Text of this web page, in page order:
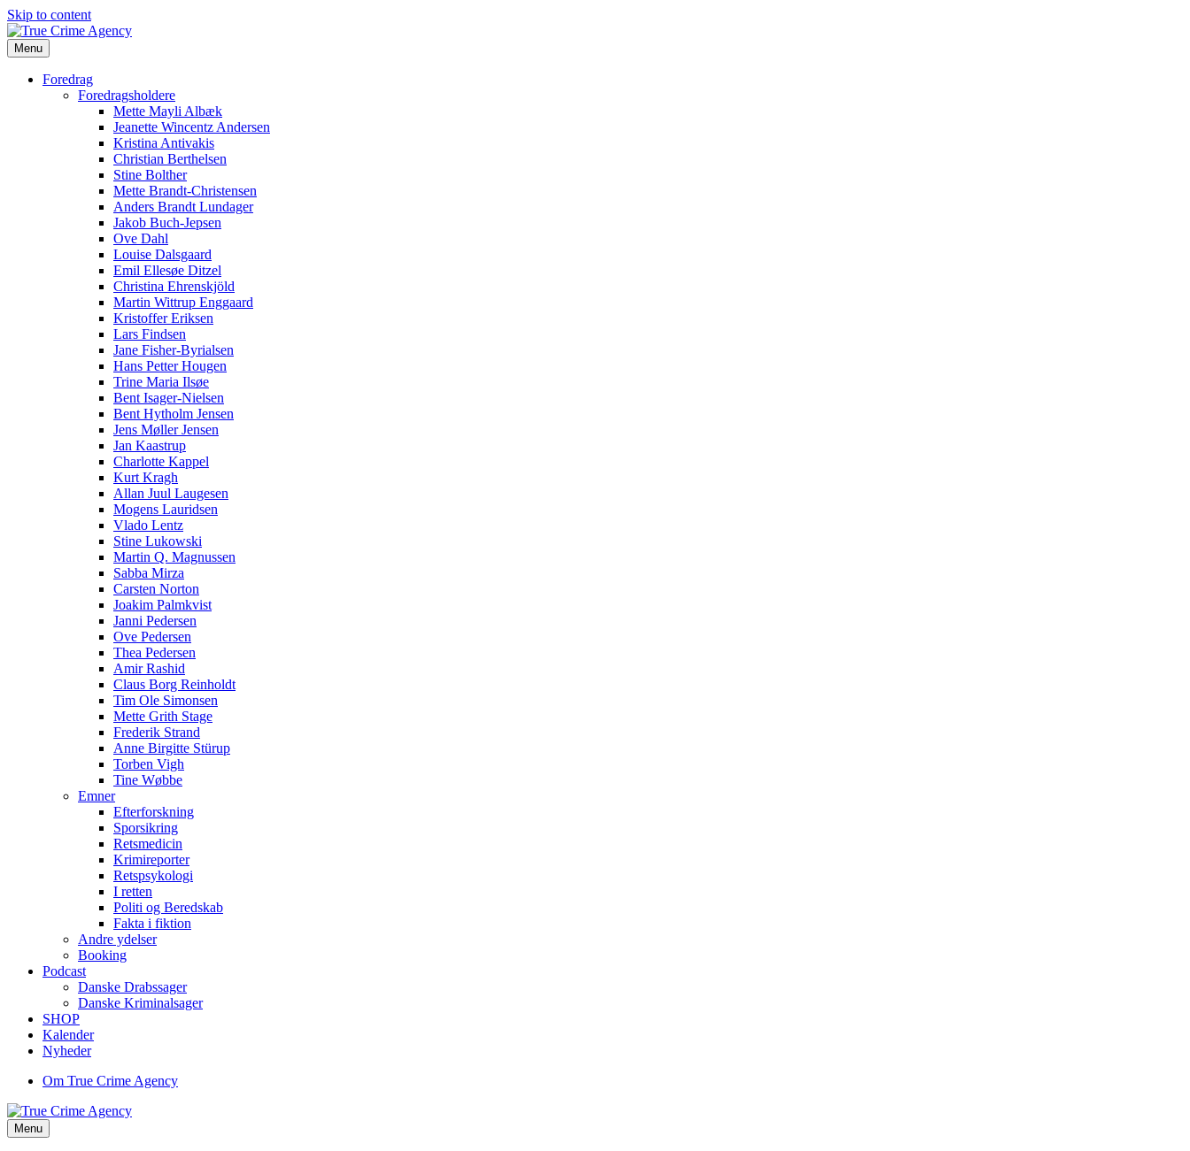
Skip to content
Menu
Foredrag
Foredragsholdere
Mette Mayli Albæk
Jeanette Wincentz Andersen
Kristina Antivakis
Christian Berthelsen
Stine Bolther
Mette Brandt-Christensen
Anders Brandt Lundager
Jakob Buch-Jepsen
Ove Dahl
Louise Dalsgaard
Emil Ellesøe Ditzel
Christina Ehrenskjöld
Martin Wittrup Enggaard
Kristoffer Eriksen
Lars Findsen
Jane Fisher-Byrialsen
Hans Petter Hougen
Trine Maria Ilsøe
Bent Isager-Nielsen
Bent Hytholm Jensen
Jens Møller Jensen
Jan Kaastrup
Charlotte Kappel
Kurt Kragh
Allan Juul Laugesen
Mogens Lauridsen
Vlado Lentz
Stine Lukowski
Martin Q. Magnussen
Sabba Mirza
Carsten Norton
Joakim Palmkvist
Janni Pedersen
Ove Pedersen
Thea Pedersen
Amir Rashid
Claus Borg Reinholdt
Tim Ole Simonsen
Mette Grith Stage
Frederik Strand
Anne Birgitte Stürup
Torben Vigh
Tine Wøbbe
Emner
Efterforskning
Sporsikring
Retsmedicin
Krimireporter
Retspsykologi
I retten
Politi og Beredskab
Fakta i fiktion
Andre ydelser
Booking
Podcast
Danske Drabssager
Danske Kriminalsager
SHOP
Kalender
Nyheder
Om True Crime Agency
Menu